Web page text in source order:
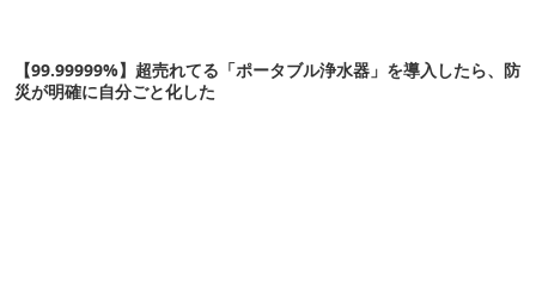
【99.99999%】超売れてる「ポータブル浄水器」を導入したら、防
災が明確に自分ごと化した